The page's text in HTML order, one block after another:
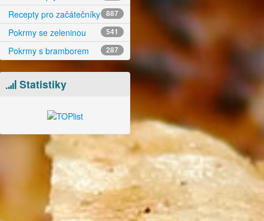
Recepty pro začátečníky 887
Pokrmy se zeleninou 541
Pokrmy s bramborem 287
Statistiky